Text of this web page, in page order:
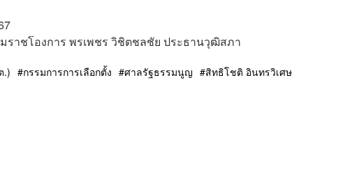
ราชโองการ พรเพชร วิชิตชลชัย ประธานวุฒิสภา
.) กรรมการการเลือกตั้ง ศาลรัฐธรรมนูญ
สิทธิโชติ อินทรวิเศษ